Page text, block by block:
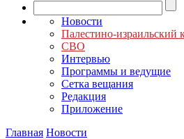
Новости
Палестино-израильский
СВО
Интервью
Программы и ведущие
Сетка вещания
Редакция
Приложение
Главная Новости